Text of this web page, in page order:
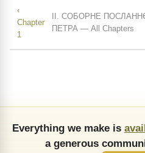
‹
Chapter
1
II. СОБОРНЕ
ПЕТРА — All Chapters
Everything we make is
a generous